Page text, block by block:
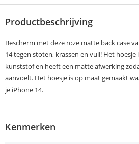
Productbeschrijving
Bescherm met deze roze matte back case
14 tegen stoten, krassen en vuil! Het hoesje
kunststof en heeft een matte afwerking
aanvoelt. Het hoesje is op maat gemaakt
je iPhone 14.
Kenmerken